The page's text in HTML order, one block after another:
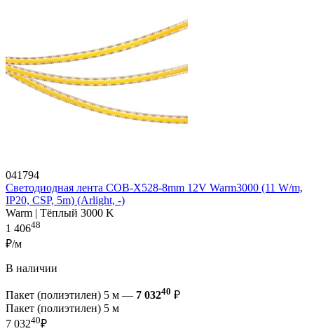
041794
Светодиодная лента COB-X528-8mm 12V Warm3000 (11 W/m,
IP20, CSP, 5m) (Arlight, -)
Warm | Тёплый 3000 K
1 40648
₽/м
В наличии
Пакет (полиэтилен) 5 м — 7 03240 ₽
Пакет (полиэтилен) 5 м
7 03240₽